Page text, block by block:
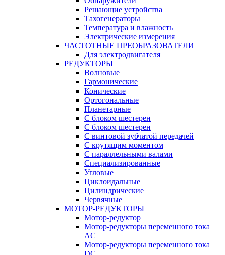
Решающие устройства
Тахогенераторы
Температура и влажность
Электрические измерения
ЧАСТОТНЫЕ ПРЕОБРАЗОВАТЕЛИ
Для электродвигателя
РЕДУКТОРЫ
Волновые
Гармонические
Конические
Ортогональные
Планетарные
С блоком шестерен
С блоком шестерен
С винтовой зубчатой передачей
С крутящим моментом
С параллельными валами
Специализированные
Угловые
Циклоидальные
Цилиндрические
Червячные
МОТОР-РЕДУКТОРЫ
Мотор-редуктор
Мотор-редукторы переменного тока
AC
Мотор-редукторы переменного тока